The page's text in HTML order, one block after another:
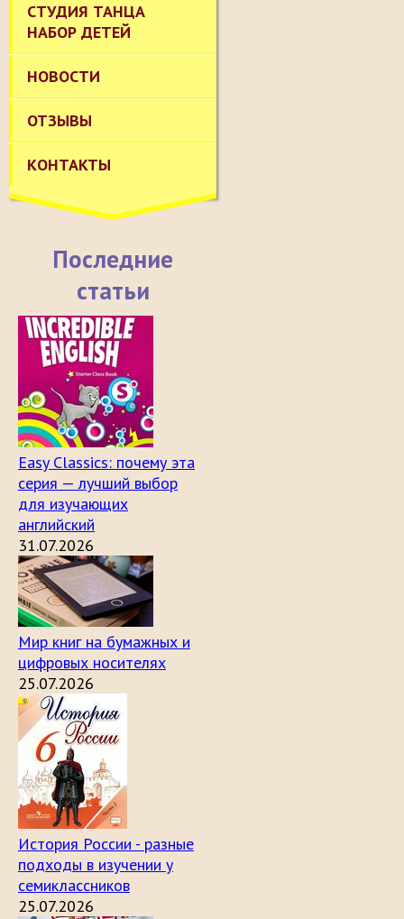
СТУДИЯ ТАНЦА
НАБОР ДЕТЕЙ
НОВОСТИ
ОТЗЫВЫ
КОНТАКТЫ
Последние
статьи
Easy Classics: почему эта
серия — лучший выбор
для изучающих
английский
31.07.2026
Мир книг на бумажных и
цифровых носителях
25.07.2026
История России - разные
подходы в изучении у
семиклассников
25.07.2026